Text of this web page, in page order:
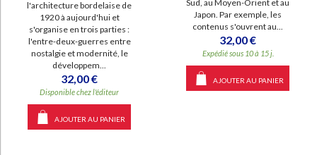
l'architecture bordelaise de
1920 à aujourd'hui et
s'organise en trois parties :
l'entre-deux-guerres entre
nostalgie et modernité, le
développem...
32,00 €
Disponible chez l'éditeur
AJOUTER AU PANIER
Sud, au Moyen-Orient et au
Japon. Par exemple, les
contenus s'ouvrent au...
32,00 €
Expédié sous 10 à 15 j.
AJOUTER AU PANIER